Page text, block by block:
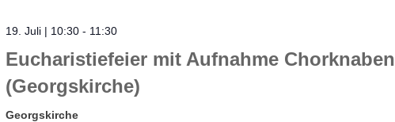
19. Juli | 10:30 - 11:30
Eucharistiefeier mit Aufnahme Chorknaben
(Georgskirche)
Georgskirche